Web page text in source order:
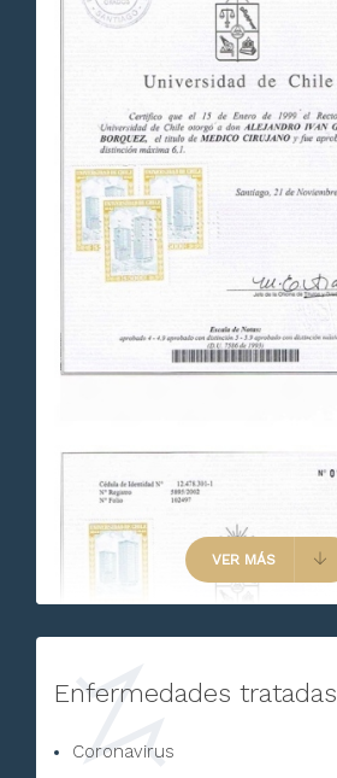
VER MÁS
Enfermedades tratadas
Coronavirus